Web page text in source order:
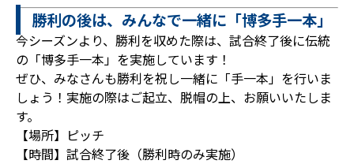
勝利の後は、みんなで一緒に「博多手一本」
今シーズンより、勝利を収めた際は、試合終了後に伝統
の「博多手一本」を実施しています！
ぜひ、みなさんも勝利を祝し一緒に「手一本」を行いま
しょう！実施の際はご起立、脱帽の上、お願いいたしま
す。
【場所】ピッチ
【時間】試合終了後（勝利時のみ実施）